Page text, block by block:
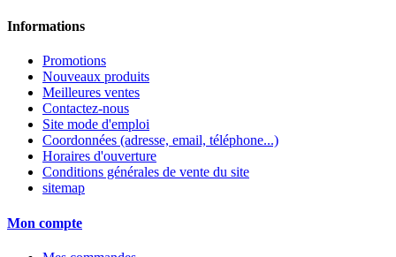
Informations
Promotions
Nouveaux produits
Meilleures ventes
Contactez-nous
Site mode d'emploi
Coordonnées (adresse, email, téléphone...)
Horaires d'ouverture
Conditions générales de vente du site
sitemap
Mon compte